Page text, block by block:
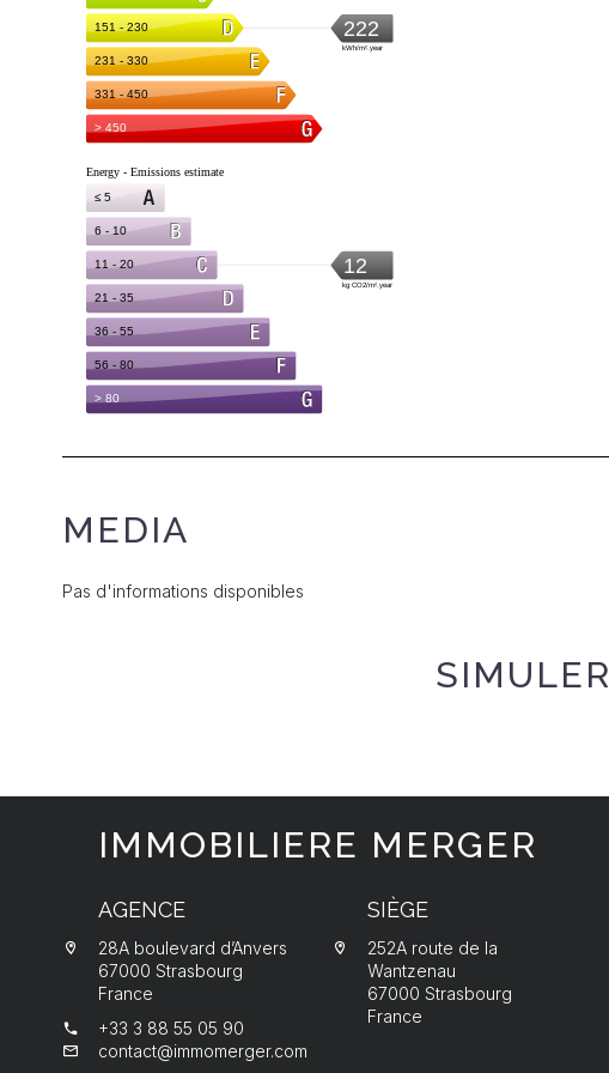
MEDIA
Pas d'informations disponibles
IMMOBILIERE MERGER
AGENCE
28A boulevard d’Anvers
67000 Strasbourg
France
+33 3 88 55 05 90
contact@immomerger.com
SIÈGE
252A route de la
Wantzenau
67000 Strasbourg
France